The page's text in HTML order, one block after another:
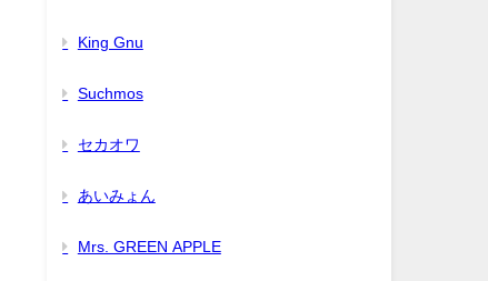
King Gnu
Suchmos
セカオワ
あいみょん
Mrs. GREEN APPLE